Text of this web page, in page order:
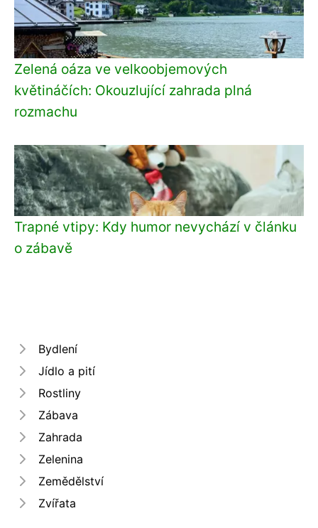
Zelená oáza ve velkoobjemových
květináčích: Okouzlující zahrada plná
rozmachu
Trapné vtipy: Kdy humor nevychází v článku
o zábavě
Bydlení
Jídlo a pití
Rostliny
Zábava
Zahrada
Zelenina
Zemědělství
Zvířata